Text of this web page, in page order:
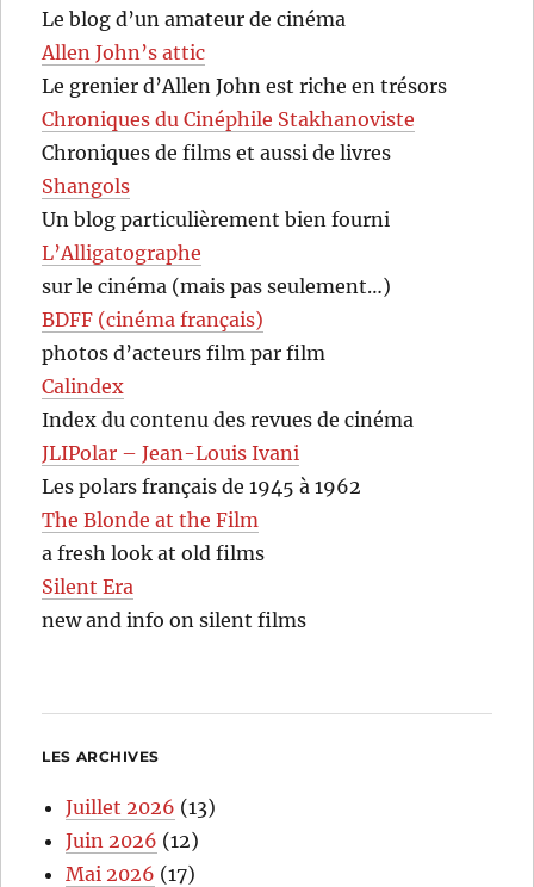
Le blog d’un amateur de cinéma
Allen John’s attic
Le grenier d’Allen John est riche en trésors
Chroniques du Cinéphile Stakhanoviste
Chroniques de films et aussi de livres
Shangols
Un blog particulièrement bien fourni
L’Alligatographe
sur le cinéma (mais pas seulement…)
BDFF (cinéma français)
photos d’acteurs film par film
Calindex
Index du contenu des revues de cinéma
JLIPolar – Jean-Louis Ivani
Les polars français de 1945 à 1962
The Blonde at the Film
a fresh look at old films
Silent Era
new and info on silent films
LES ARCHIVES
Juillet 2026 (13)
Juin 2026 (12)
Mai 2026 (17)